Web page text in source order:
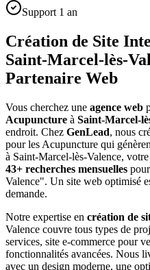
Support 1 an
Création de Site
Saint-Marcel-lès-
Partenaire Web
Vous cherchez une agence web
Acupuncture à Saint-Marcel-
endroit. Chez GenLead, nous
pour les Acupuncture qui
à Saint-Marcel-lès-Valence,
43+ recherches mensuelles
Valence". Un site web optimisé
demande.
Notre expertise en création de
Valence couvre tous types de
services, site e-commerce pour
fonctionnalités avancées. Nous
avec un design moderne, une